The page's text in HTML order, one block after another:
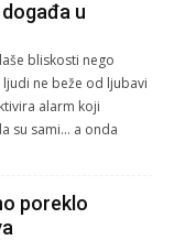
u
bliskosti nego
ne beže od ljubavi
alarm koji
su sami… a onda
poreklo